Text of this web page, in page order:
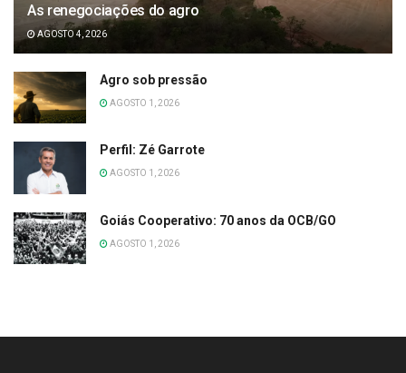
As renegociações do agro
AGOSTO 4, 2026
Agro sob pressão
AGOSTO 1, 2026
Perfil: Zé Garrote
AGOSTO 1, 2026
Goiás Cooperativo: 70 anos da OCB/GO
AGOSTO 1, 2026